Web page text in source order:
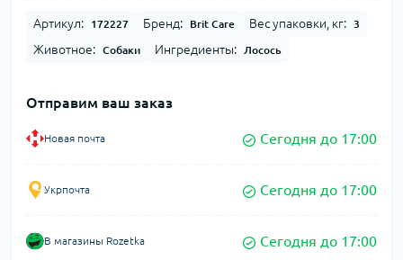
Артикул: 172227 Бренд: Brit Care Вес упаковки, кг: 3
Животное: Собаки Ингредиенты: Лосось
Отправим ваш заказ
Новая почта Сегодня до 17:00
Укрпочта Сегодня до 17:00
В магазины Rozetka Сегодня до 17:00